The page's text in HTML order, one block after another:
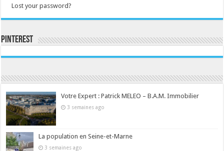
Lost your password?
Pinterest
Votre Expert : Patrick MELEO – B.A.M. Immobilier
3 semaines ago
La population en Seine-et-Marne
3 semaines ago